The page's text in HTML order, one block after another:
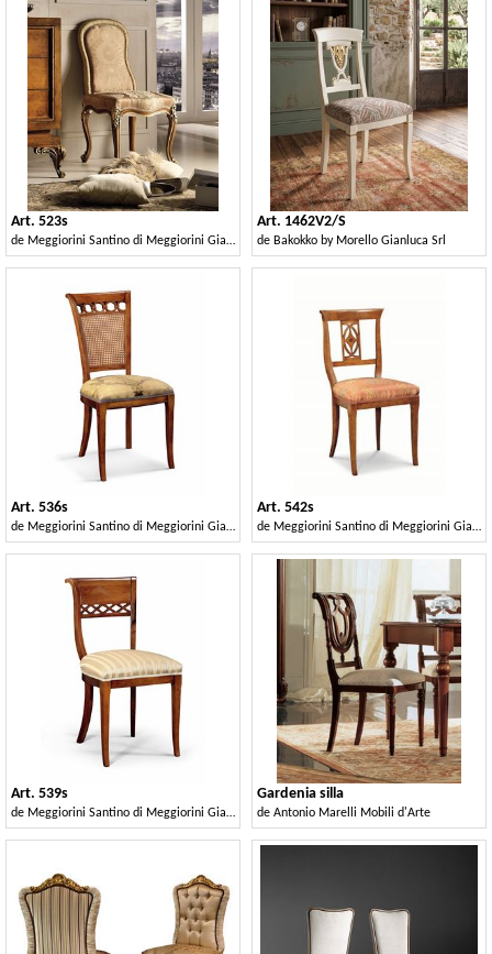
Art. 523s
de Meggiorini Santino di Meggiorini Giampietro e C. Snc
Art. 1462V2/S
de Bakokko by Morello Gianluca Srl
Art. 536s
de Meggiorini Santino di Meggiorini Giampietro e C. Snc
Art. 542s
de Meggiorini Santino di Meggiorini Giampietro e C. Snc
Art. 539s
de Meggiorini Santino di Meggiorini Giampietro e C. Snc
Gardenia silla
de Antonio Marelli Mobili d'Arte